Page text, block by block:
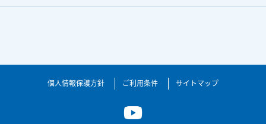
個人情報保護方針 ご利用条件 サイトマップ